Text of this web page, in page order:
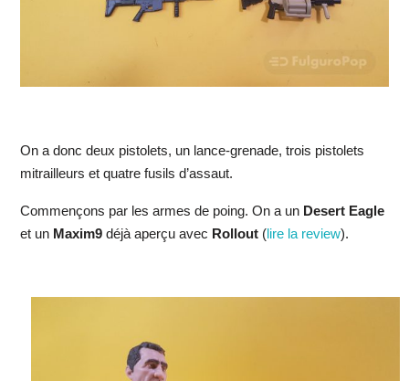
On a donc deux pistolets, un lance-grenade, trois pistolets
mitrailleurs et quatre fusils d’assaut.
Commençons par les armes de poing. On a un Desert Eagle
et un Maxim9déjà aperçu avec Rollout(lire la review).